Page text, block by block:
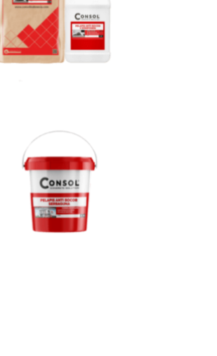
CONSOL TOP 1007
CONSOL ROOF GUARD